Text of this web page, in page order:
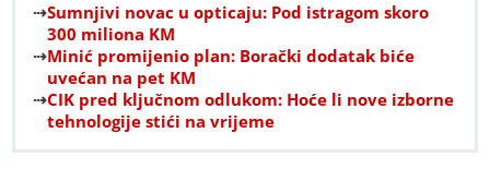
Sumnjivi novac u opticaju: Pod istragom skoro
300 miliona KM
Minić promijenio plan: Borački dodatak biće
uvećan na pet KM
CIK pred ključnom odlukom: Hoće li nove izborne
tehnologije stići na vrijeme